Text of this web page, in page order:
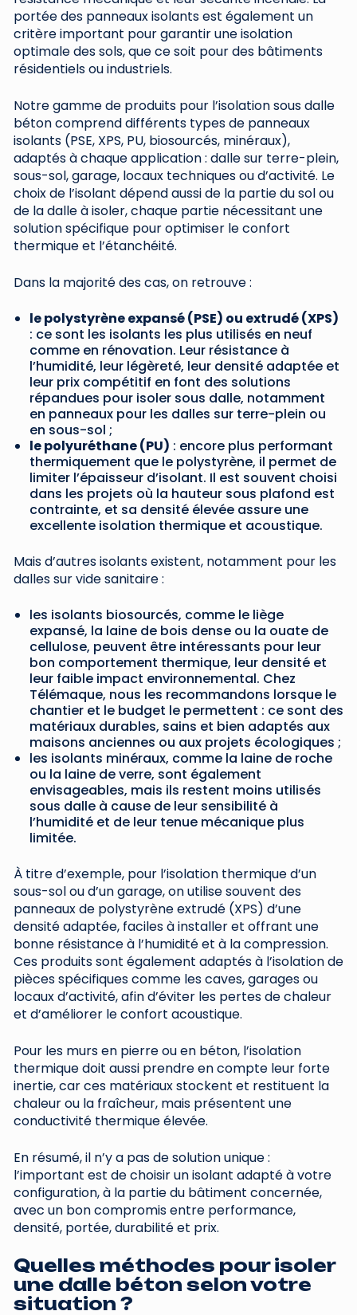
portée des panneaux isolants est également un
critère important pour garantir une isolation
optimale des sols, que ce soit pour des bâtiments
résidentiels ou industriels.
Notre gamme de produits pour l’isolation sous dalle
béton comprend différents types de panneaux
isolants (PSE, XPS, PU, biosourcés, minéraux),
adaptés à chaque application : dalle sur terre-plein,
sous-sol, garage, locaux techniques ou d’activité. Le
choix de l’isolant dépend aussi de la partie du sol ou
de la dalle à isoler, chaque partie nécessitant une
solution spécifique pour optimiser le confort
thermique et l’étanchéité.
Dans la majorité des cas, on retrouve :
le polystyrène expansé (PSE) ou extrudé (XPS)
: ce sont les isolants les plus utilisés en neuf
comme en rénovation. Leur résistance à
l’humidité, leur légèreté, leur densité adaptée et
leur prix compétitif en font des solutions
répandues pour isoler sous dalle, notamment
en panneaux pour les dalles sur terre-plein ou
en sous-sol ;
le polyuréthane (PU) : encore plus performant
thermiquement que le polystyrène, il permet de
limiter l’épaisseur d’isolant. Il est souvent choisi
dans les projets où la hauteur sous plafond est
contrainte, et sa densité élevée assure une
excellente isolation thermique et acoustique.
Mais d’autres isolants existent, notamment pour les
dalles sur vide sanitaire :
les isolants biosourcés, comme le liège
expansé, la laine de bois dense ou la ouate de
cellulose, peuvent être intéressants pour leur
bon comportement thermique, leur densité et
leur faible impact environnemental. Chez
Télémaque, nous les recommandons lorsque le
chantier et le budget le permettent : ce sont des
matériaux durables, sains et bien adaptés aux
maisons anciennes ou aux projets écologiques ;
les isolants minéraux, comme la laine de roche
ou la laine de verre, sont également
envisageables, mais ils restent moins utilisés
sous dalle à cause de leur sensibilité à
l’humidité et de leur tenue mécanique plus
limitée.
À titre d’exemple, pour l’isolation thermique d’un
sous-sol ou d’un garage, on utilise souvent des
panneaux de polystyrène extrudé (XPS) d’une
densité adaptée, faciles à installer et offrant une
bonne résistance à l’humidité et à la compression.
Ces produits sont également adaptés à l’isolation de
pièces spécifiques comme les caves, garages ou
locaux d’activité, afin d’éviter les pertes de chaleur
et d’améliorer le confort acoustique.
Pour les murs en pierre ou en béton, l’isolation
thermique doit aussi prendre en compte leur forte
inertie, car ces matériaux stockent et restituent la
chaleur ou la fraîcheur, mais présentent une
conductivité thermique élevée.
En résumé, il n’y a pas de solution unique :
l’important est de choisir un isolant adapté à votre
configuration, à la partie du bâtiment concernée,
avec un bon compromis entre performance,
densité, portée, durabilité et prix.
Quelles méthodes pour isoler
une dalle béton selon votre
situation ?